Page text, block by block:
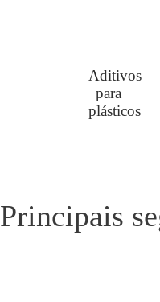
Aditivos
para
plásticos
Principais